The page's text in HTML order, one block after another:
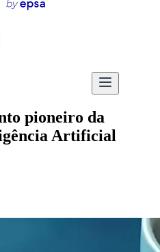
pioneiro da
Artificial